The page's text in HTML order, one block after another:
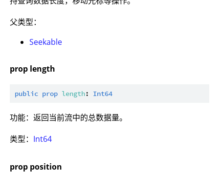
父类型：
Seekable
prop length
public prop length: Int64
功能：返回当前流中的总数据量。
类型： Int64
prop position